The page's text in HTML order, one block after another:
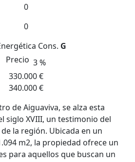
0
0
Cons. G
Precio 3 %
330.000 €
340.000 €
de Aiguaviva, se alza esta
siglo XVIII, un testimonio del
la región. Ubicada en un
m2, la propiedad ofrece un
para aquellos que buscan un